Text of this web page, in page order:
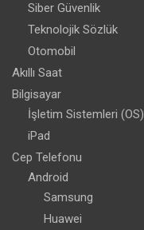
Siber Güvenlik
Teknolojik Sözlük
Otomobil
Akıllı Saat
Bilgisayar
İşletim Sistemleri (OS)
iPad
Cep Telefonu
Android
Samsung
Huawei